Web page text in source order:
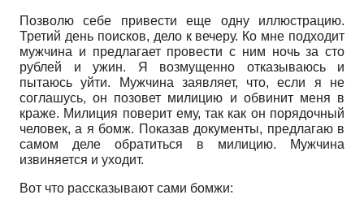
Позволю себе привести еще одну иллюстрацию.
Третий день поисков, дело к вечеру. Ко мне подходит
мужчина и предлагает провести с ним ночь за сто
рублей и ужин. Я возмущенно отказываюсь и
пытаюсь уйти. Мужчина заявляет, что, если я не
соглашусь, он позовет милицию и обвинит меня в
краже. Милиция поверит ему, так как он порядочный
человек, а я бомж. Показав документы, предлагаю в
самом деле обратиться в милицию. Мужчина
извиняется и уходит.
Вот что рассказывают сами бомжи: